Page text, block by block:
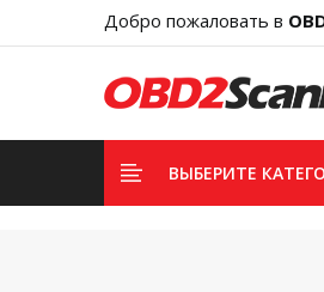
Добро пожаловать в
ВЫБЕРИТЕ